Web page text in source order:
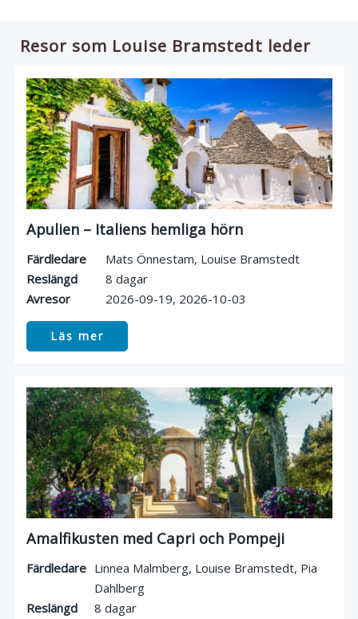
Resor som Louise Bramstedt leder
Apulien – Italiens hemliga hörn
Färdledare Mats Önnestam, Louise Bramstedt
Reslängd
8 dagar
Avresor
2026-09-19 2026-10-03
Läs mer
Amalfikusten med Capri och Pompeji
Färdledare Linnea Malmberg, Louise Bramstedt, Pia
Dahlberg
Reslängd
8 dagar